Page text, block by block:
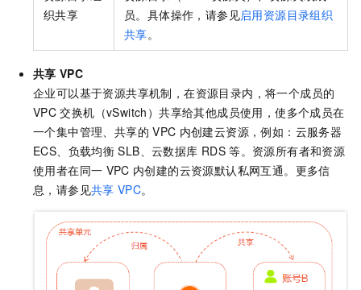
织共享
员。具体操作，请参见启用资源目录组织
共享。
共享 VPC
企业可以基于资源共享机制，在资源目录内，将一个成员的
VPC 交换机（vSwitch）共享给其他成员使用，使多个成员在
一个集中管理、共享的 VPC 内创建云资源，例如：云服务器
ECS、负载均衡 SLB、云数据库 RDS 等。资源所有者和资源
使用者在同一 VPC 内创建的云资源默认私网互通。更多信
息，请参见共享 VPC。